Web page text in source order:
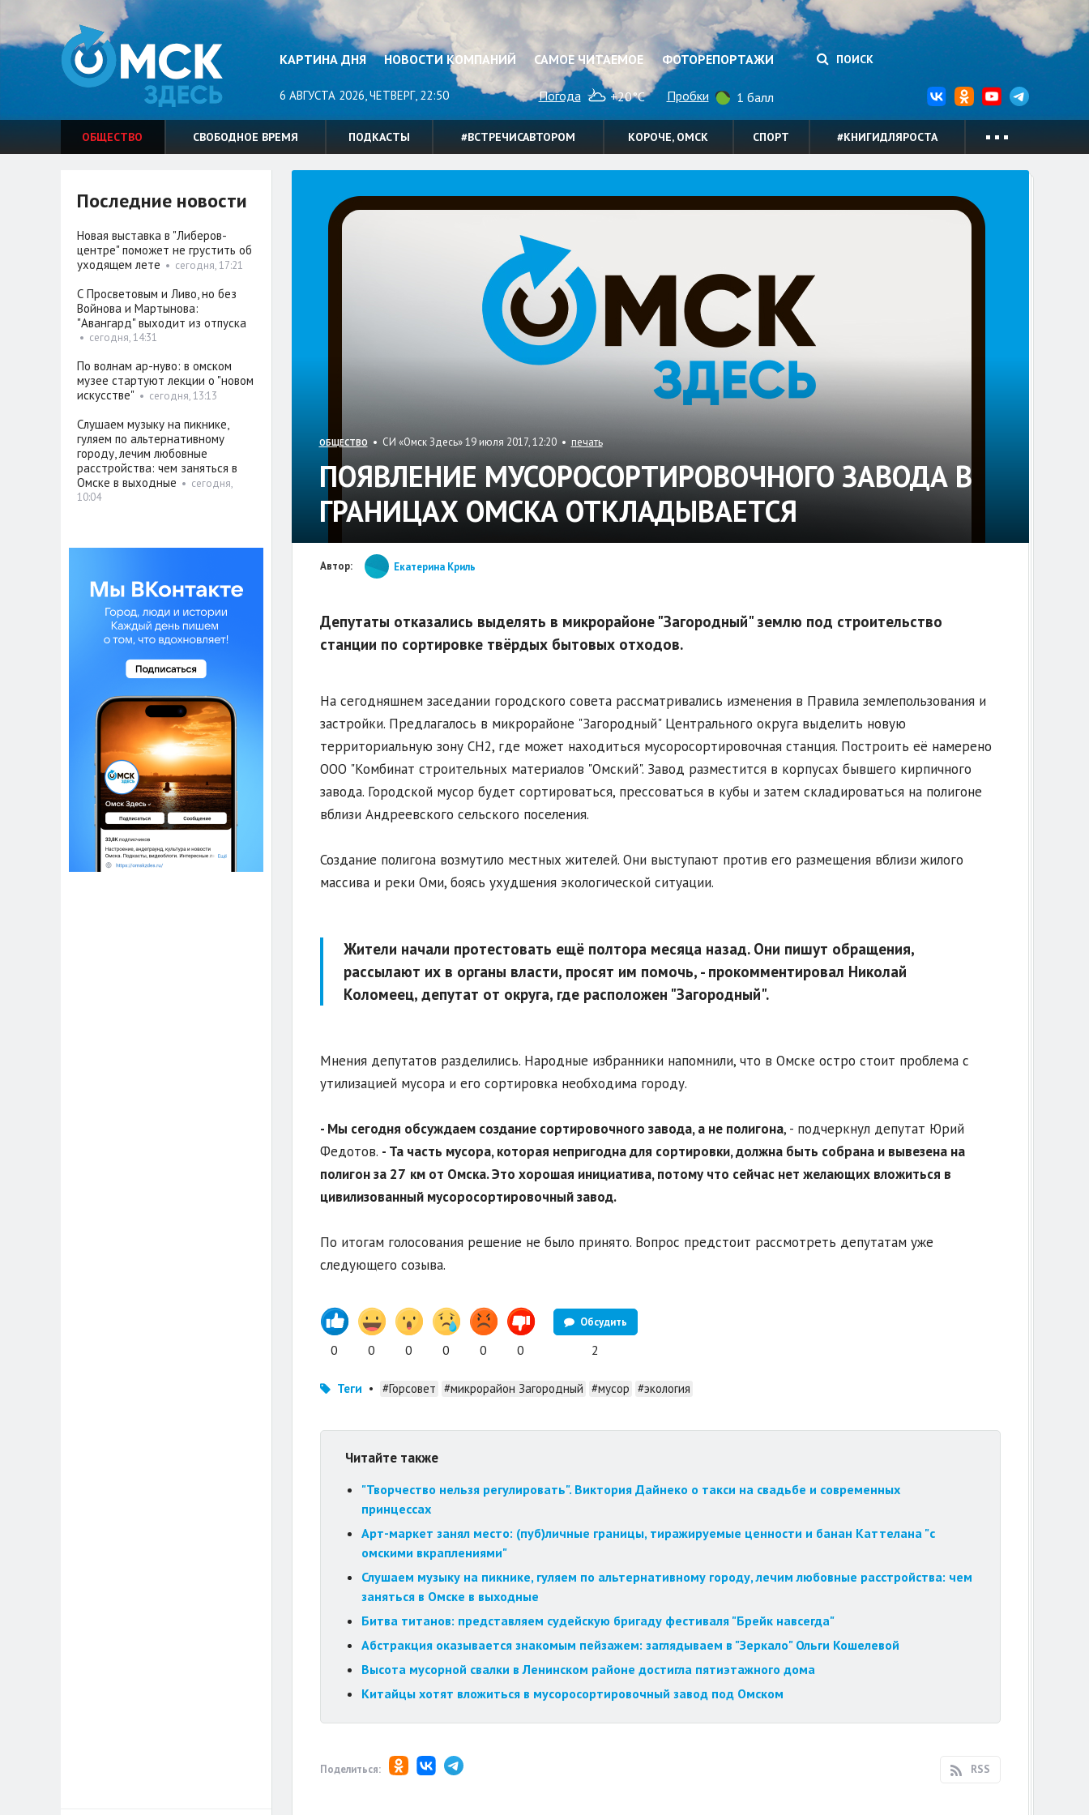
КАРТИНА ДНЯ НОВОСТИ КОМПАНИЙ САМОЕ ЧИТАЕМОЕ ФОТОРЕПОРТАЖИ ПОИСК
6 АВГУСТА 2026, ЧЕТВЕРГ, 22:50 Погода +20°C Пробки 1 балл
ОБЩЕСТВО СВОБОДНОЕ ВРЕМЯ ПОДКАСТЫ #ВСТРЕЧИСАВТОРОМ КОРОЧЕ, ОМСК СПОРТ #КНИГИДЛЯРОСТА
ОБЩЕСТВО • СИ «Омск Здесь» 19 июля 2017, 12:20 • печать
ПОЯВЛЕНИЕ МУСОРОСОРТИРОВОЧНОГО ЗАВОДА В
ГРАНИЦАХ ОМСКА ОТКЛАДЫВАЕТСЯ
Автор: Екатерина Криль
Депутаты отказались выделять в микрорайоне "Загородный" землю под строительство
станции по сортировке твёрдых бытовых отходов.
На сегодняшнем заседании городского совета рассматривались изменения в Правила землепользования и
застройки. Предлагалось в микрорайоне "Загородный" Центрального округа выделить новую
территориальную зону СН2, где может находиться мусоросортировочная станция. Построить её намерено
ООО "Комбинат строительных материалов "Омский". Завод разместится в корпусах бывшего кирпичного
завода. Городской мусор будет сортироваться, прессоваться в кубы и затем складироваться на полигоне
вблизи Андреевского сельского поселения.
Создание полигона возмутило местных жителей. Они выступают против его размещения вблизи жилого
массива и реки Оми, боясь ухудшения экологической ситуации.
Жители начали протестовать ещё полтора месяца назад. Они пишут обращения,
рассылают их в органы власти, просят им помочь, - прокомментировал Николай
Коломеец, депутат от округа, где расположен "Загородный".
Мнения депутатов разделились. Народные избранники напомнили, что в Омске остро стоит проблема с
утилизацией мусора и его сортировка необходима городу.
- Мы сегодня обсуждаем создание сортировочного завода, а не полигона, - подчеркнул депутат Юрий
Федотов. - Та часть мусора, которая непригодна для сортировки, должна быть собрана и вывезена на
полигон за 27 км от Омска. Это хорошая инициатива, потому что сейчас нет желающих вложиться в
цивилизованный мусоросортировочный завод.
По итогам голосования решение не было принято. Вопрос предстоит рассмотреть депутатам уже
следующего созыва.
0 0 0 0 0 0
Обсудить
2
Теги • #Горсовет #микрорайон Загородный #мусор #экология
Читайте также
"Творчество нельзя регулировать". Виктория Дайнеко о такси на свадьбе и современных
принцессах
Арт-маркет занял место: (пуб)личные границы, тиражируемые ценности и банан Каттелана "с
омскими вкраплениями"
Слушаем музыку на пикнике, гуляем по альтернативному городу, лечим любовные расстройства: чем
заняться в Омске в выходные
Битва титанов: представляем судейскую бригаду фестиваля "Брейк навсегда"
Абстракция оказывается знакомым пейзажем: заглядываем в "Зеркало" Ольги Кошелевой
Высота мусорной свалки в Ленинском районе достигла пятиэтажного дома
Китайцы хотят вложиться в мусоросортировочный завод под Омском
Поделиться: RSS
Последние новости
Новая выставка в "Либеров-
центре" поможет не грустить об
уходящем лете • сегодня, 17:21
С Просветовым и Ливо, но без
Войнова и Мартынова:
"Авангард" выходит из отпуска
• сегодня, 14:31
По волнам ар-нуво: в омском
музее стартуют лекции о "новом
искусстве" • сегодня, 13:13
Слушаем музыку на пикнике,
гуляем по альтернативному
городу, лечим любовные
расстройства: чем заняться в
Омске в выходные • сегодня,
10:04